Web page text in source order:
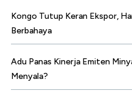
Kongo Tutup Keran Ekspor,
Berbahaya
Adu Panas Kinerja Emiten
Menyala?